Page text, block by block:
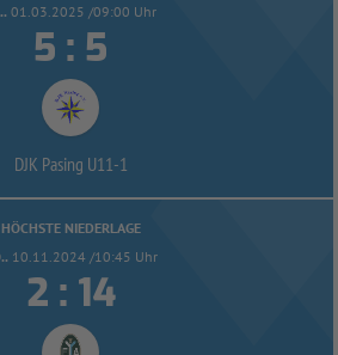
01.03.2025 /09:00 Uhr
 : 
DJK Pasing U11-1
HÖCHSTE NIEDERLAGE
10.11.2024 /10:45 Uhr
 : 